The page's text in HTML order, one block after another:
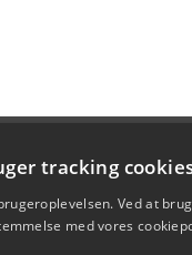
tracking
Ved at
med vores